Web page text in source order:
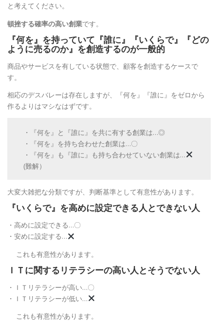
と考えてください。
頓挫する確率の高い創業です。
『何を』を持っていて『誰に』『いくらで』『どの
ように売るのか』を創造するのが一般的
商品やサービスを有している状態で、顧客を創造するケースで
す。
相応のデスバレーは存在しますが、『何を』『誰に』をゼロから
作るよりはマシなはずです。
・『何を』と『誰に』を共に有する創業は…◎
・『何を』を持ち合わせた創業は…〇
・『何を』も『誰に』も持ち合わせていない創業は…
(難解）
大変大雑把な分類ですが、判断基準として有意性があります。
『いくらで』を高めに設定できる人とできない人
・高めに設定できる…〇
・安めに設定する…
これも有意性があります。
ＩＴに関するリテラシーの高い人とそうでない人
・ＩＴリテラシーが高い…〇
・ＩＴリテラシーが低い…
これも有意性があります。